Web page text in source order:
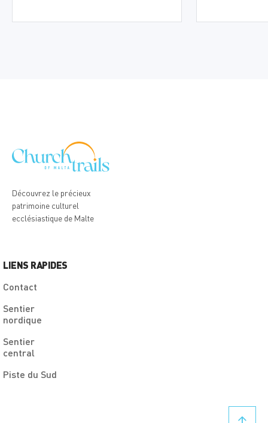
Découvrez le précieux
patrimoine culturel
ecclésiastique de Malte
LIENS RAPIDES
Contact
Sentier
nordique
Sentier
central
Piste du Sud